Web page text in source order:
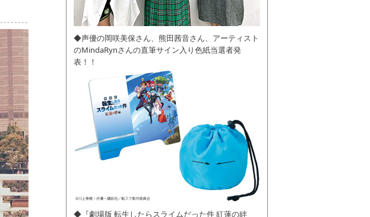
◆声優の岡咲美保さん、熊田茜音さん、アーティスト
のMindaRynさんの直筆サイン入り色紙当選者発
表！！
◆『劇場版 転生したらスライムだった件 紅蓮の絆